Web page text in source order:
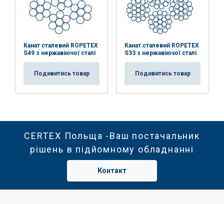
Канат сталевий ROPETEX
S49 з нержавіючої сталі
Подивитись товар
Канат сталевий ROPETEX
S33 з нержавіючої сталі
Подивитись товар
CERTEX Польща -Ваш постачальник
рішень в підйомному обладнанні
Контакт